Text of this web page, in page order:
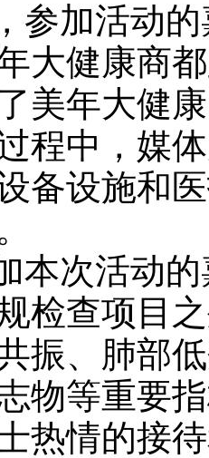
参加活动
大健康商
美年大健
程中，媒
备设施和
本次活动
检查项目
振、肺部
物等重要
热情的接